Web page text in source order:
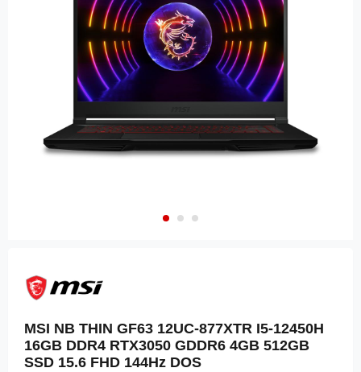
MSI NB THIN GF63 12UC-877XTR I5-12450H
16GB DDR4 RTX3050 GDDR6 4GB 512GB
SSD 15.6 FHD 144Hz DOS